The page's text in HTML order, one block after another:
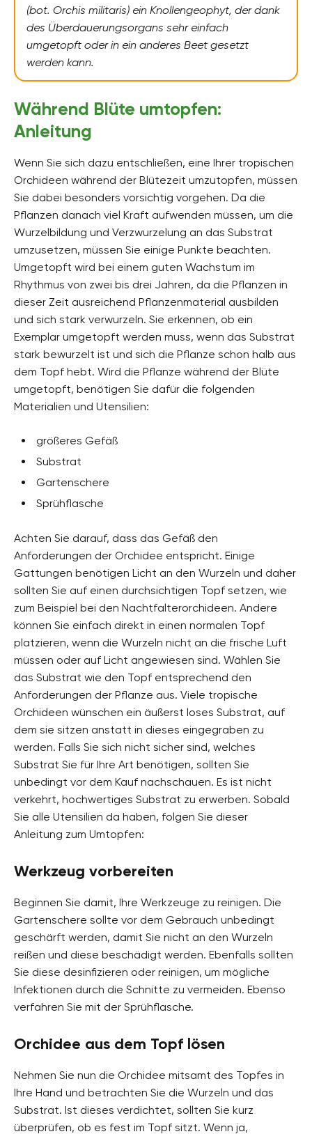
(bot. Orchis militaris) ein Knollengeophyt, der dank
des Überdauerungsorgans sehr einfach
umgetopft oder in ein anderes Beet gesetzt
werden kann.
Während Blüte umtopfen:
Anleitung
Wenn Sie sich dazu entschließen, eine Ihrer tropischen
Orchideen während der Blütezeit umzutopfen, müssen
Sie dabei besonders vorsichtig vorgehen. Da die
Pflanzen danach viel Kraft aufwenden müssen, um die
Wurzelbildung und Verzwurzelung an das Substrat
umzusetzen, müssen Sie einige Punkte beachten.
Umgetopft wird bei einem guten Wachstum im
Rhythmus von zwei bis drei Jahren, da die Pflanzen in
dieser Zeit ausreichend Pflanzenmaterial ausbilden
und sich stark verwurzeln. Sie erkennen, ob ein
Exemplar umgetopft werden muss, wenn das Substrat
stark bewurzelt ist und sich die Pflanze schon halb aus
dem Topf hebt. Wird die Pflanze während der Blüte
umgetopft, benötigen Sie dafür die folgenden
Materialien und Utensilien:
größeres Gefäß
Substrat
Gartenschere
Sprühflasche
Achten Sie darauf, dass das Gefäß den
Anforderungen der Orchidee entspricht. Einige
Gattungen benötigen Licht an den Wurzeln und daher
sollten Sie auf einen durchsichtigen Topf setzen, wie
zum Beispiel bei den Nachtfalterorchideen. Andere
können Sie einfach direkt in einen normalen Topf
platzieren, wenn die Wurzeln nicht an die frische Luft
müssen oder auf Licht angewiesen sind. Wählen Sie
das Substrat wie den Topf entsprechend den
Anforderungen der Pflanze aus. Viele tropische
Orchideen wünschen ein äußerst loses Substrat, auf
dem sie sitzen anstatt in dieses eingegraben zu
werden. Falls Sie sich nicht sicher sind, welches
Substrat Sie für Ihre Art benötigen, sollten Sie
unbedingt vor dem Kauf nachschauen. Es ist nicht
verkehrt, hochwertiges Substrat zu erwerben. Sobald
Sie alle Utensilien da haben, folgen Sie dieser
Anleitung zum Umtopfen:
Werkzeug vorbereiten
Beginnen Sie damit, Ihre Werkzeuge zu reinigen. Die
Gartenschere sollte vor dem Gebrauch unbedingt
geschärft werden, damit Sie nicht an den Wurzeln
reißen und diese beschädigt werden. Ebenfalls sollten
Sie diese desinfizieren oder reinigen, um mögliche
Infektionen durch die Schnitte zu vermeiden. Ebenso
verfahren Sie mit der Sprühflasche.
Orchidee aus dem Topf lösen
Nehmen Sie nun die Orchidee mitsamt des Topfes in
Ihre Hand und betrachten Sie die Wurzeln und das
Substrat. Ist dieses verdichtet, sollten Sie kurz
überprüfen, ob es fest im Topf sitzt. Wenn ja,